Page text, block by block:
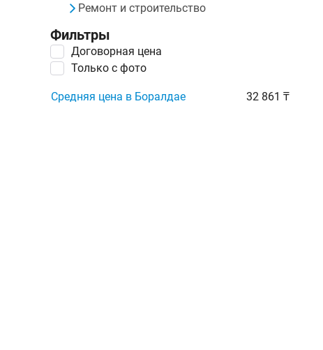
Ремонт и строительство
Фильтры
Договорная цена
Только с фото
Средняя цена в Боралдае 32 861 ₸